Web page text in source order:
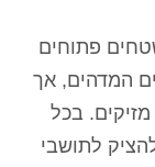
פתוחים
המדהים, אך
בכל
לתושבי